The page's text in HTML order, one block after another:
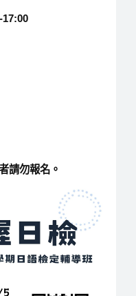
17:00
請勿報名。